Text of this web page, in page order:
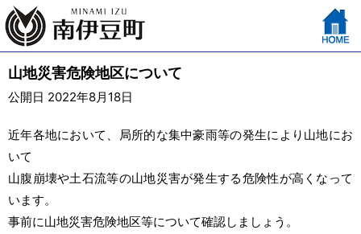
山地災害危険地区について
公開日 2022年8月18日
近年各地において、局所的な集中豪雨等の発生により山地にお
いて
山腹崩壊や土石流等の山地災害が発生する危険性が高くなって
います。
事前に山地災害危険地区等について確認しましょう。